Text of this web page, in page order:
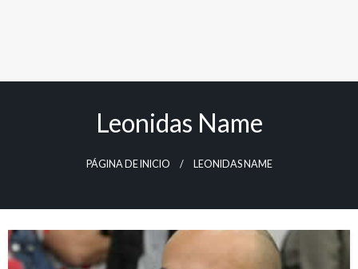
Leonidas Name
PÁGINA DE INICIO LEONIDAS NAME